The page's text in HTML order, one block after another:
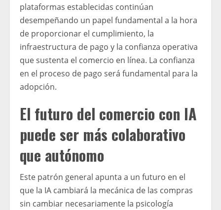
plataformas establecidas continúan
desempeñando un papel fundamental a la hora
de proporcionar el cumplimiento, la
infraestructura de pago y la confianza operativa
que sustenta el comercio en línea. La confianza
en el proceso de pago será fundamental para la
adopción.
El futuro del comercio con IA
puede ser más colaborativo
que autónomo
Este patrón general apunta a un futuro en el
que la IA cambiará la mecánica de las compras
sin cambiar necesariamente la psicología